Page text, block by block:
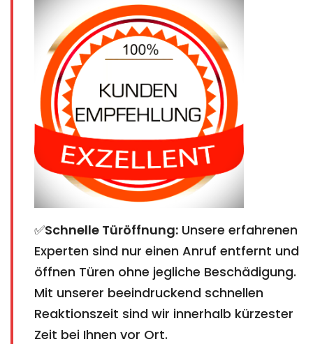
✅Schnelle Türöffnung: Unsere erfahrenen
Experten sind nur einen Anruf entfernt und
öffnen Türen ohne jegliche Beschädigung.
Mit unserer beeindruckend schnellen
Reaktionszeit sind wir innerhalb kürzester
Zeit bei Ihnen vor Ort.